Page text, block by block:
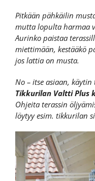
Pitkään pähkäilin
mutta lopulta harmaa
Aurinko paistaa
miettimään, kestääkö
jos lattia on musta.
No – itse asiaan,
Tikkurilan Valtti Plus
Ohjeita terassin
löytyy esim. tikkurilan